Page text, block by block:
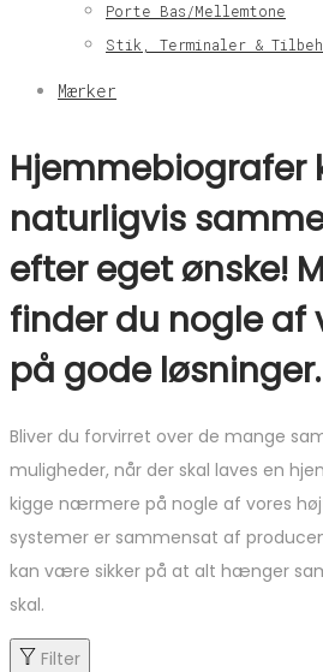
Porte Bas/Mellemtone
Stik, Terminaler &
Mærker
Hjemmebiografer
naturligvis
efter eget ønske!
finder du nogle af
på gode løsninger.
Bliver du forvirret over de mange
muligheder, når der skal laves en
kigge nærmere på nogle af vores
systemer er sammensat af
kan være sikker på at alt hænger
skal.
Filter